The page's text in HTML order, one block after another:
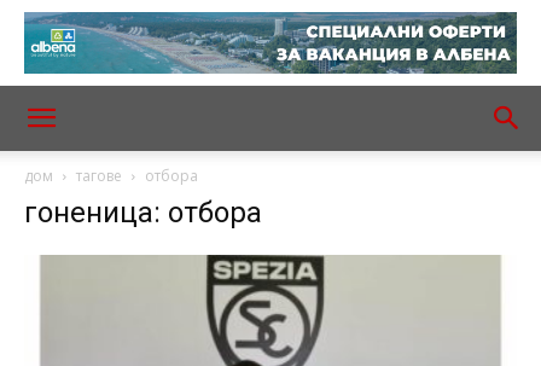
дом тагове отбора
гоненица: отбора